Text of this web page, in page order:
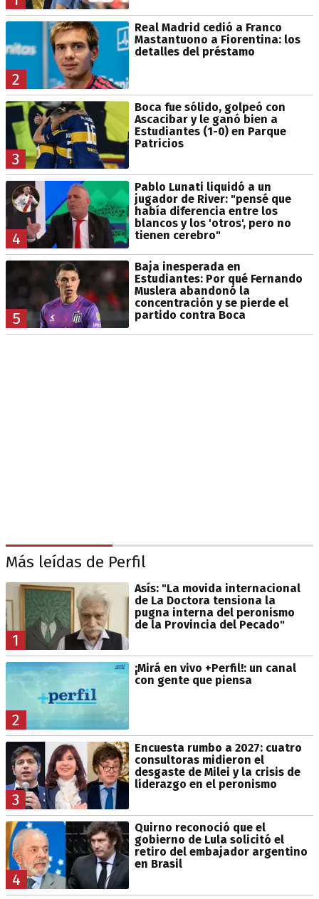
2
Real Madrid cedió a Franco
Mastantuono a Fiorentina: los
detalles del préstamo
3
Boca fue sólido, golpeó con
Ascacibar y le ganó bien a
Estudiantes (1-0) en Parque
Patricios
4
Pablo Lunati liquidó a un
jugador de River: "pensé que
había diferencia entre los
blancos y los 'otros', pero no
tienen cerebro"
5
Baja inesperada en
Estudiantes: Por qué Fernando
Muslera abandonó la
concentración y se pierde el
partido contra Boca
Más leídas de Perfil
1
Asís: "La movida internacional
de La Doctora tensiona la
pugna interna del peronismo
de la Provincia del Pecado"
2
¡Mirá en vivo +Perfil!: un canal
con gente que piensa
3
Encuesta rumbo a 2027: cuatro
consultoras midieron el
desgaste de Milei y la crisis de
liderazgo en el peronismo
4
Quirno reconoció que el
gobierno de Lula solicitó el
retiro del embajador argentino
en Brasil